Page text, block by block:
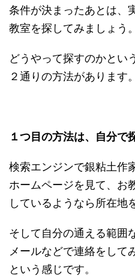
条件が決まったあとは、
教室を探してみましょう。
どうやって探すのかとい
２通りの方法があります。
１つ目の方法は、自分で
検索エンジンで銀粘土作
ホームページを見て、お
しているようなら所在地
そして自分の通える範囲
メールなどで連絡をして
という感じです。